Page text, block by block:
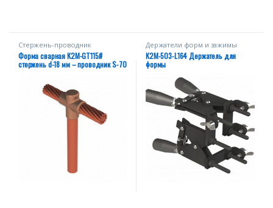
Стержень-проводник
Форма сварная К2М-GT115#
стержень d-18 мм – проводник S-70
Держатели форм и зажимы
К2М-503-L164 Держатель для
формы